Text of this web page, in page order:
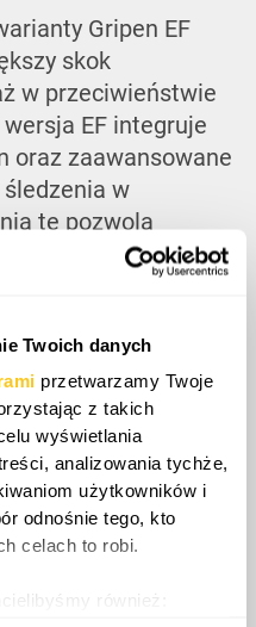
Twoich danych
przetwarzamy Twoje
z takich
wyświetlania
analizowania tychże,
użytkowników i
odnośnie tego, kto
celach to robi.
również:
Gripen EF
skok
w przeciwieństwie
EF integruje
oraz zaawansowane
w
te pozwolą
wcześniejsze
podnosi to
starciu z rosyjskimi
paliwa,
działania,
o większym ciągu